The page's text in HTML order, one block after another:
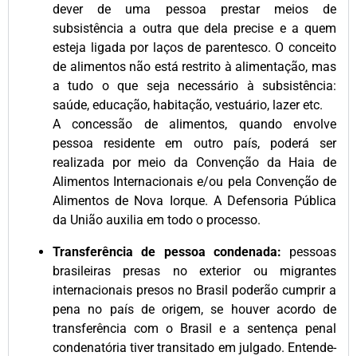
dever de uma pessoa prestar meios de
subsistência a outra que dela precise e a quem
esteja ligada por laços de parentesco. O conceito
de alimentos não está restrito à alimentação, mas
a tudo o que seja necessário à subsistência:
saúde, educação, habitação, vestuário, lazer etc.
A concessão de alimentos, quando envolve
pessoa residente em outro país, poderá ser
realizada por meio da Convenção da Haia de
Alimentos Internacionais e/ou pela Convenção de
Alimentos de Nova Iorque. A Defensoria Pública
da União auxilia em todo o processo.
Transferência de pessoa condenada: pessoas
brasileiras presas no exterior ou migrantes
internacionais presos no Brasil poderão cumprir a
pena no país de origem, se houver acordo de
transferência com o Brasil e a sentença penal
condenatória tiver transitado em julgado. Entende-